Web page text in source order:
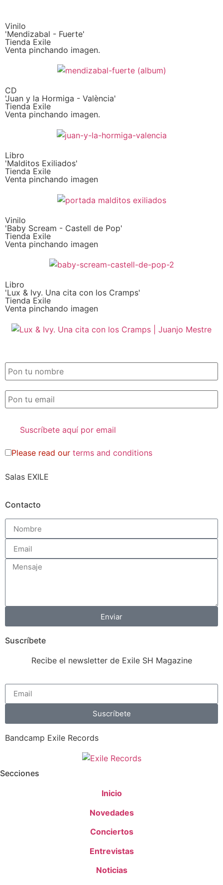
Vinilo
'Mendizabal - Fuerte'
Tienda Exile
Venta pinchando imagen.
CD
'Juan y la Hormiga - València'
Tienda Exile
Venta pinchando imagen.
Libro
'Malditos Exiliados'
Tienda Exile
Venta pinchando imagen
Vinilo
'Baby Scream - Castell de Pop'
Tienda Exile
Venta pinchando imagen
Libro
'Lux & Ivy. Una cita con los Cramps'
Tienda Exile
Venta pinchando imagen
Please read our terms and conditions
Salas EXILE
Contacto
Enviar
Suscríbete
Recibe el newsletter de Exile SH Magazine
Suscríbete
Bandcamp Exile Records
Secciones
Inicio
Novedades
Conciertos
Entrevistas
Noticias